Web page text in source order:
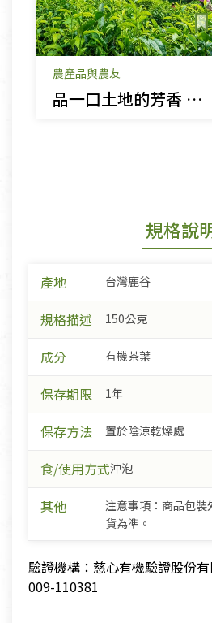
農產品與農友
品一口土地的芳香 有機茶
規格說
產地 台灣鹿谷
規格描述 150公克
成分 有機茶葉
保存期限 1年
保存方法 置於陰涼乾燥處
食/使用方式沖泡
其他
注意事項：商品包裝
貨為準。
驗證機構：慈心有機驗證股份
009-110381